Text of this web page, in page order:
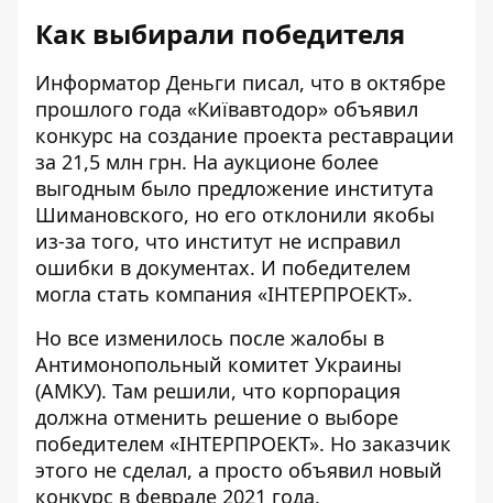
Как выбирали победителя
Информатор Деньги писал, что в октябре
прошлого года «Київавтодор» объявил
конкурс на создание проекта реставрации
за 21,5 млн грн. На аукционе более
выгодным было предложение института
Шимановского, но его отклонили якобы
из-за того, что институт не исправил
ошибки в документах. И победителем
могла стать компания «ІНТЕРПРОЕКТ».
Но все изменилось после жалобы в
Антимонопольный комитет Украины
(АМКУ). Там решили, что корпорация
должна отменить решение о выборе
победителем «ІНТЕРПРОЕКТ». Но заказчик
этого не сделал, а просто объявил новый
конкурс в феврале 2021 года.